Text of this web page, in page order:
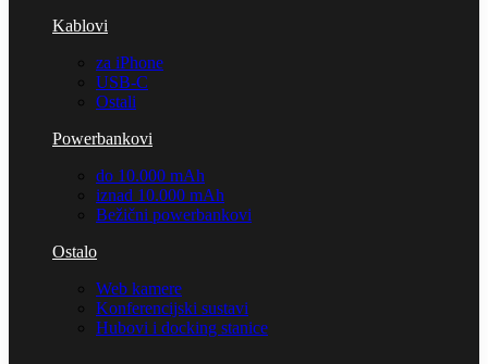
Kablovi
za iPhone
USB-C
Ostali
Powerbankovi
do 10.000 mAh
iznad 10.000 mAh
Bežični powerbankovi
Ostalo
Web kamere
Konferencijski sustavi
Hubovi i docking stanice